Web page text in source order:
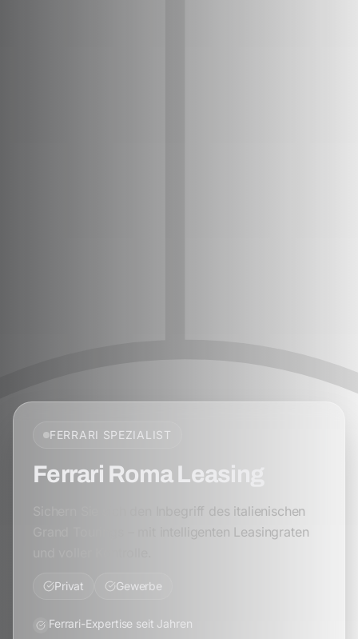
FERRARI SPEZIALIST
Ferrari Roma Leasing
Sichern Sie sich den Inbegriff des italienischen
Grand Tourings – mit intelligenten Leasingraten
Privat Gewerbe
Ferrari-Expertise seit Jahren